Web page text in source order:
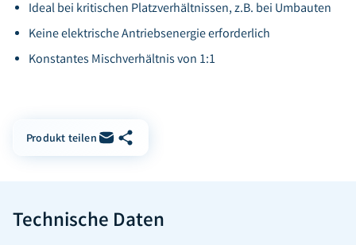
Ideal bei kritischen Platzverhältnissen, z.B. bei Umbauten
Keine elektrische Antriebsenergie erforderlich
Konstantes Mischverhältnis von 1:1
Produkt teilenPer E-Mail teilen
Link kopieren
Technische Daten